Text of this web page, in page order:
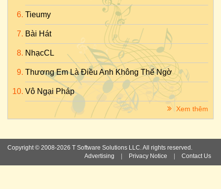
Tieumy
Bài Hát
NhạcCL
Thương Em Là Điều Anh Không Thể Ngờ
Vô Ngại Pháp
Xem thêm
Copyright © 2008-2026 T Software Solutions LLC. All rights reserved.
Advertising
Privacy Notice Contact Us